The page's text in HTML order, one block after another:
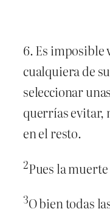
6. Es imposible
cualquiera de
seleccionar
querrías evitar,
en el resto.
2Pues la
3O bien todas